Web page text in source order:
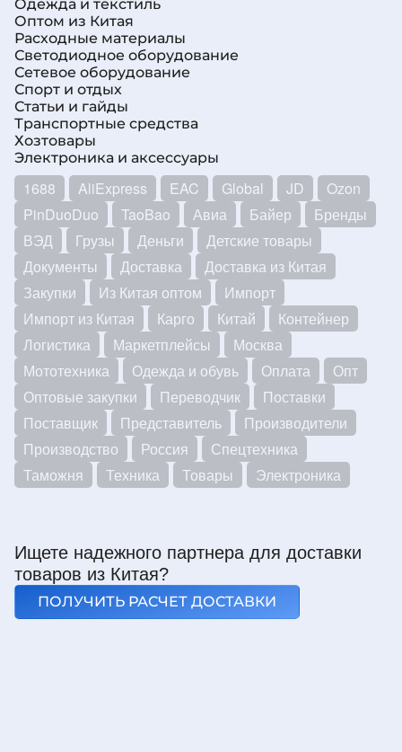
Одежда и текстиль
Оптом из Китая
Расходные материалы
Светодиодное оборудование
Сетевое оборудование
Спорт и отдых
Статьи и гайды
Транспортные средства
Хозтовары
Электроника и аксессуары
1688 AliExpress EAC Global JD
Ozon
PinDuoDuo
TaoBao Авиа Байер
Бренды
ВЭД
Грузы Деньги
Детские товары
Документы
Доставка
Доставка из Китая
Закупки
Из Китая оптом
Импорт
Импорт из Китая
Карго Китай
Контейнер
Логистика
Маркетплейсы
Москва
Мототехника
Одежда и обувь Оплата
Опт
Оптовые закупки
Переводчик
Поставки
Поставщик
Представитель
Производители
Производство
Россия
Спецтехника
Таможня
Техника Товары Электроника
Ищете надежного партнера для доставки
товаров из Китая?
ПОЛУЧИТЬ РАСЧЕТ ДОСТАВКИ